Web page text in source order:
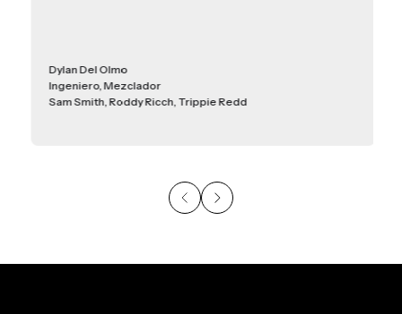
Dylan Del Olmo
Ingeniero, Mezclador
Sam Smith, Roddy Ricch, Trippie Redd